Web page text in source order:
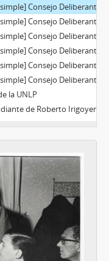
Deliberante de La Plata 1964-1965
Deliberante de La Plata 1964-1965
Deliberante de La Plata 1964-1965
Deliberante de La Plata 1964-1965
Deliberante de La Plata 1964-1965
Deliberante de La Plata 1964-1965
la UNLP
de Roberto Irigoyen
FUA - Córdoba
STELLA